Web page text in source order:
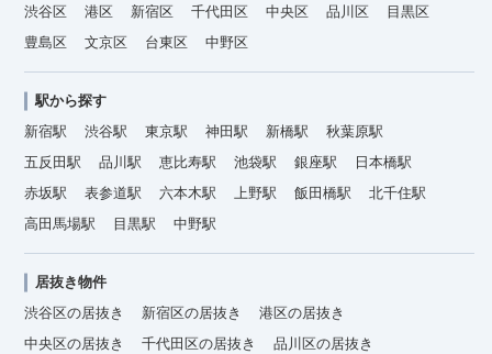
渋谷区
港区 新宿区 千代田区 中央区 品川区
目黒区
豊島区
文京区 台東区 中野区
駅から探す
新宿駅
渋谷駅 東京駅 神田駅 新橋駅
秋葉原駅
五反田駅
品川駅 恵比寿駅 池袋駅 銀座駅
日本橋駅
赤坂駅
表参道駅 六本木駅 上野駅 飯田橋駅
北千住駅
高田馬場駅
目黒駅 中野駅
居抜き物件
渋谷区の居抜き
新宿区の居抜き
港区の居抜き
中央区の居抜き
千代田区の居抜き
品川区の居抜き